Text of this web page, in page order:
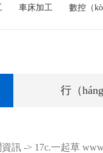
車床加工 數控（
行（
資訊 -> ​17c.一起草